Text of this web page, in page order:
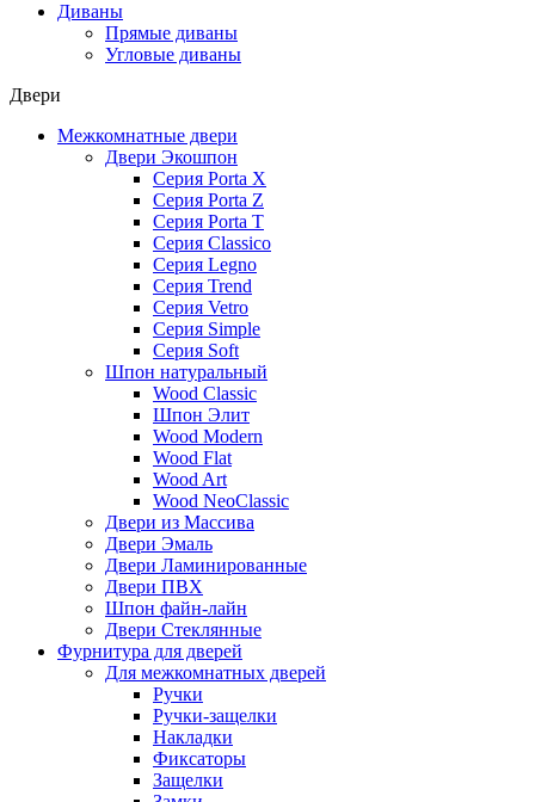
Диваны
Прямые диваны
Угловые диваны
Двери
Межкомнатные двери
Двери Экошпон
Серия Porta X
Серия Porta Z
Серия Porta T
Серия Classico
Серия Legno
Серия Trend
Серия Vetro
Серия Simple
Серия Soft
Шпон натуральный
Wood Classic
Шпон Элит
Wood Modern
Wood Flat
Wood Art
Wood NeoClassic
Двери из Массива
Двери Эмаль
Двери Ламинированные
Двери ПВХ
Шпон файн-лайн
Двери Стеклянные
Фурнитура для дверей
Для межкомнатных дверей
Ручки
Ручки-защелки
Накладки
Фиксаторы
Защелки